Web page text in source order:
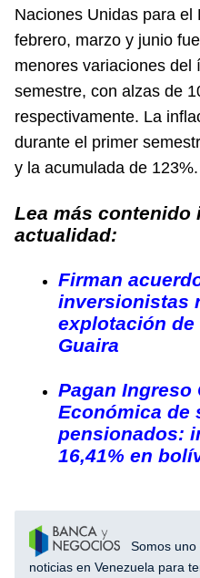
Naciones Unidas para el
febrero, marzo y junio
menores variaciones del
semestre, con alzas de
respectivamente. La
durante el primer
y la acumulada de 123%.
Lea más contenido
actualidad:
Firman
inversionistas
explotación de
Guaira
Pagan Ingreso
Económica de
pensionados:
16,41% en
Somos
noticias en Venezuela para